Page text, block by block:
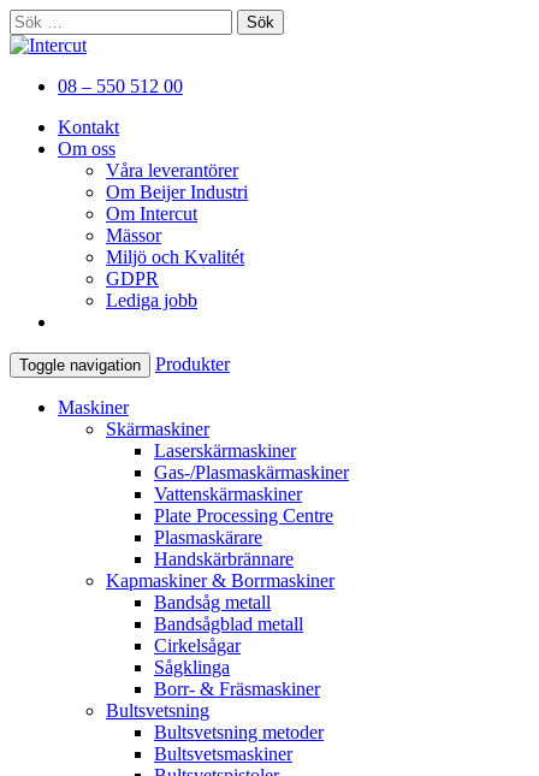
Sök
efter:
Intercut
Er kompletta leverantör av
08 – 550 512 00
Kontakt
Om oss
Våra leverantörer
Om Beijer Industri
Om Intercut
Mässor
Miljö och Kvalitét
GDPR
Lediga jobb
Toggle navigation Produkter
Maskiner
Skärmaskiner
Laserskärmaskiner
Gas-/Plasmaskärmaskiner
Vattenskärmaskiner
Plate Processing Centre
Plasmaskärare
Handskärbrännare
Kapmaskiner & Borrmaskiner
Bandsåg metall
Bandsågblad metall
Cirkelsågar
Sågklinga
Borr- & Fräsmaskiner
Bultsvetsning
Bultsvetsning metoder
Bultsvetsmaskiner